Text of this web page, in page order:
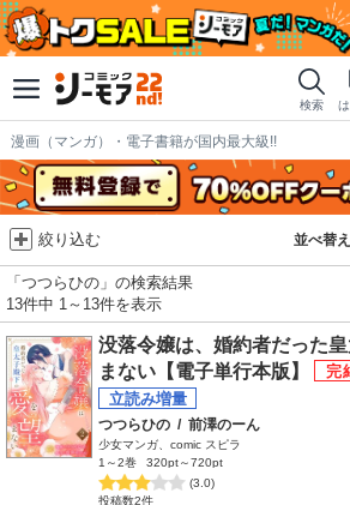
検索
漫画（マンガ）・電子書籍が国内最大級!!
並べ替
絞り込む
「つつらひの」の検索結果
13件中 1～13件を表示
没落令嬢は、婚約者だった
まない【電子単行本版】
つつらひの / 前澤のーん
少女マンガ、comic スピラ
1～2巻
320pt～720pt
(3.0)
投稿数2件